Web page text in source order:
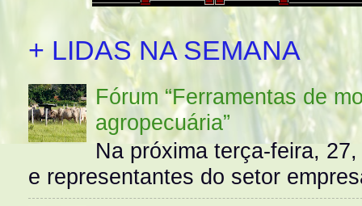
+ LIDAS NA SEMANA
Fórum “Ferramentas de
agropecuária”
Na próxima terça-feira,
e representantes do setor